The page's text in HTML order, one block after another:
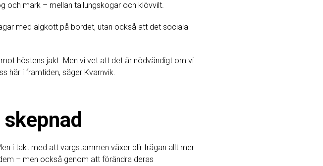
och mark – mellan tallungskogar och klövvilt.
med älgkött på bordet, utan också att det sociala
höstens jakt. Men vi vet att det är nödvändigt om vi
här i framtiden, säger Kvarnvik.
i takt med att vargstammen växer blir frågan allt mer
– men också genom att förändra deras